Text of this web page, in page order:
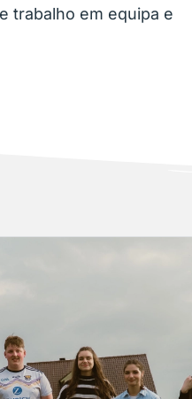
trabalho em equipa e